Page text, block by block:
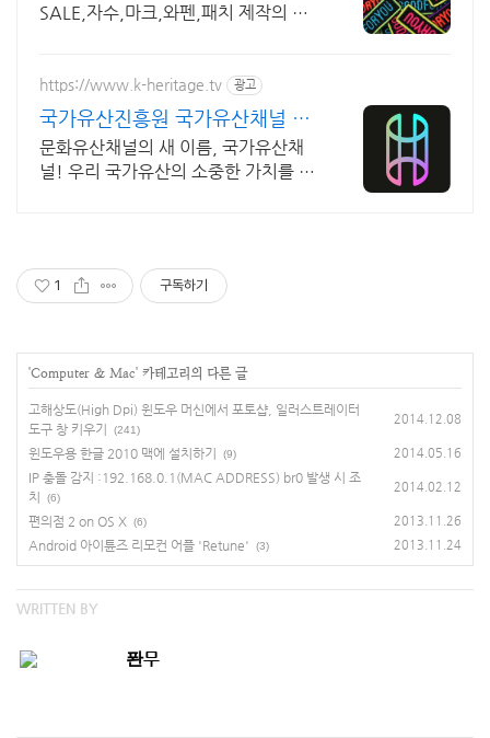
SALE,자수,마크,와펜,패치 제작의 달
https://www.k-heritage.tv 광고
국가유산진흥원 국가유산채널 한
국의 세계유산 영상
문화유산채널의 새 이름, 국가유산채
널! 우리 국가유산의 소중한 가치를 전
1 구독하기
'Computer & Mac' 카테고리의 다른 글
고해상도(High Dpi) 윈도우 머신에서 포토샵, 일러스트레이터
도구 창 키우기
(241)
2014.12.08
윈도우용 한글 2010 맥에 설치하기 (9) 2014.05.16
IP 충돌 감지 :192.168.0.1(MAC ADDRESS) br0 발생 시 조
치
(6)
2014.02.12
편의점 2 on OS X (6) 2013.11.26
Android 아이튠즈 리모컨 어플 'Retune' (3) 2013.11.24
WRITTEN BY
퐌무